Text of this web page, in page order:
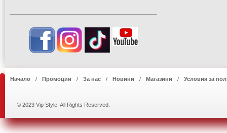
Начало Промоции За нас Новини Магазини Условия за
© 2023 Vip Style. All Rights Reserved.